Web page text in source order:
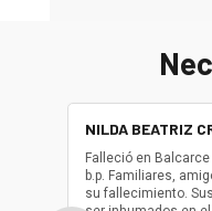
NILDA BEATRIZ
Falleció en
b.p. Familiares,
su fallecimiento.